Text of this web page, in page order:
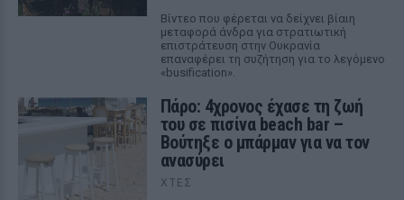
Βίντεο που φέρεται να δείχνει βίαιη
μεταφορά άνδρα για στρατιωτική
επιστράτευση στην Ουκρανία
επαναφέρει τη συζήτηση για το λεγόμενο
«busification».
Πάρο: 4χρονος έχασε τη ζωή
του σε πισίνα beach bar –
Βούτηξε ο μπάρμαν για να τον
ανασύρει
ΧΤΕΣ